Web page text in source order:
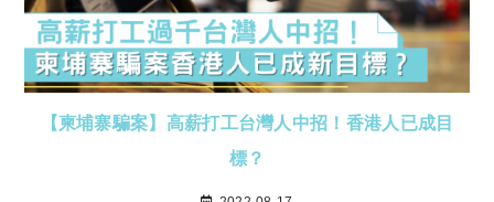
【柬埔寨騙案】高薪打工台灣人中招！香港人已成目
標？